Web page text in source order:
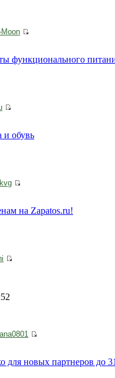
функционального
и обувь
на Zapatos.ru!
для новых партнеров до